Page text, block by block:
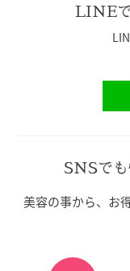
LINEで
SNSでも
美容の事から、お